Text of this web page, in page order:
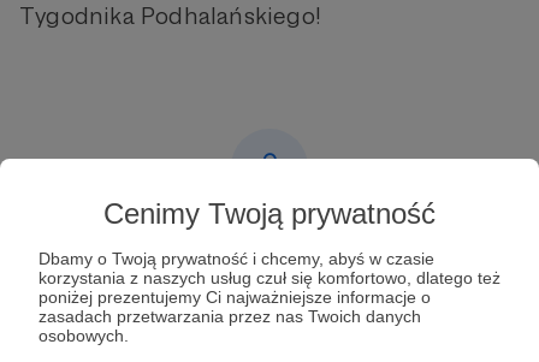
Cenimy Twoją prywatność
Dbamy o Twoją prywatność i chcemy, abyś w czasie
korzystania z naszych usług czuł się komfortowo, dlatego też
poniżej prezentujemy Ci najważniejsze informacje o
zasadach przetwarzania przez nas Twoich danych
osobowych.
Tygodnika Podhalańskiego!
Aby zobaczyć ten materiał musisz być zalogowany